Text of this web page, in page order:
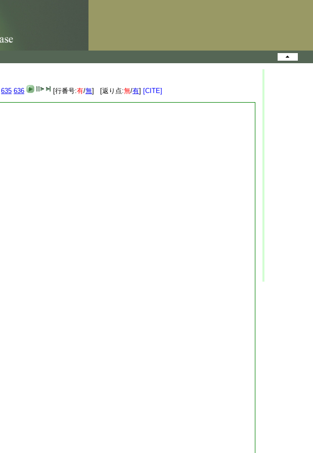
635 636 [行番号:有/無] [返り点:無/有] [CITE]